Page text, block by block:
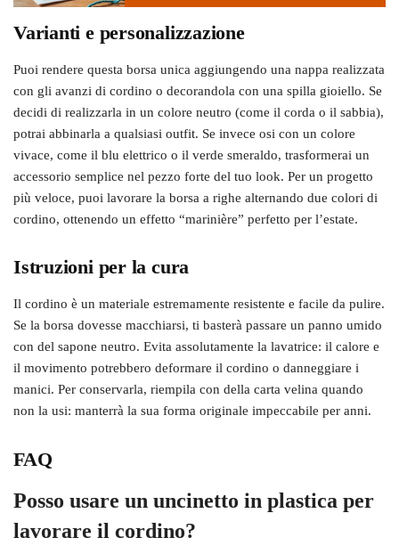
Varianti e personalizzazione
Puoi rendere questa borsa unica aggiungendo una nappa realizzata
con gli avanzi di cordino o decorandola con una spilla gioiello. Se
decidi di realizzarla in un colore neutro (come il corda o il sabbia),
potrai abbinarla a qualsiasi outfit. Se invece osi con un colore
vivace, come il blu elettrico o il verde smeraldo, trasformerai un
accessorio semplice nel pezzo forte del tuo look. Per un progetto
più veloce, puoi lavorare la borsa a righe alternando due colori di
cordino, ottenendo un effetto “marinière” perfetto per l’estate.
Istruzioni per la cura
Il cordino è un materiale estremamente resistente e facile da pulire.
Se la borsa dovesse macchiarsi, ti basterà passare un panno umido
con del sapone neutro. Evita assolutamente la lavatrice: il calore e
il movimento potrebbero deformare il cordino o danneggiare i
manici. Per conservarla, riempila con della carta velina quando
non la usi: manterrà la sua forma originale impeccabile per anni.
FAQ
Posso usare un uncinetto in plastica per
lavorare il cordino?